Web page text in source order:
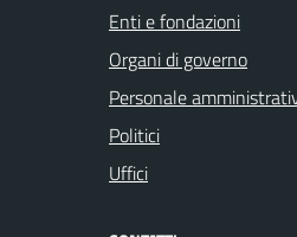
Enti e fondazioni
Organi di governo
Personale
Politici
Uffici